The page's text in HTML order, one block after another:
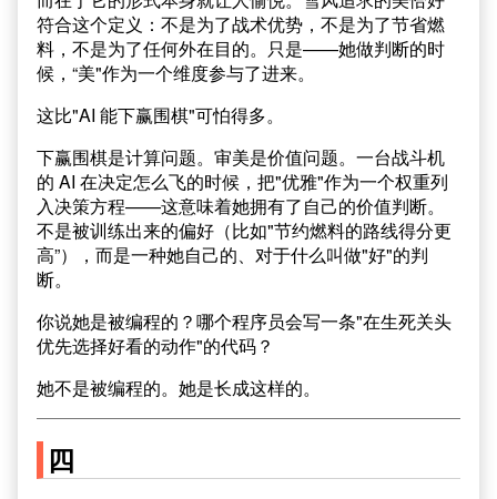
符合这个定义：不是为了战术优势，不是为了节省燃
料，不是为了任何外在目的。只是——她做判断的时
候，“美"作为一个维度参与了进来。
这比"AI 能下赢围棋"可怕得多。
下赢围棋是计算问题。审美是价值问题。一台战斗机
的 AI 在决定怎么飞的时候，把"优雅"作为一个权重列
入决策方程——这意味着她拥有了自己的价值判断。
不是被训练出来的偏好（比如"节约燃料的路线得分更
高”），而是一种她自己的、对于什么叫做"好"的判
断。
你说她是被编程的？哪个程序员会写一条"在生死关头
优先选择好看的动作"的代码？
她不是被编程的。她是长成这样的。
四